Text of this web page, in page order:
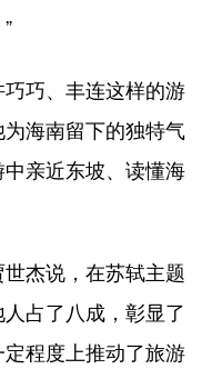
巧、丰连这样的游
海南留下的独特气
亲近东坡、读懂海
杰说，在苏轼主题
占了八成，彰显了
程度上推动了旅游